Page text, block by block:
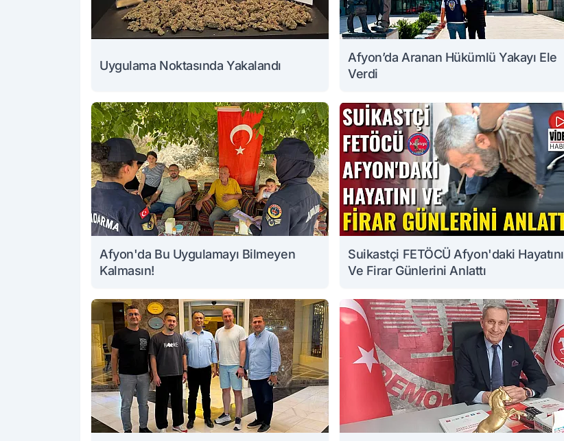
Uygulama Noktasında Yakalandı
Afyon’da Aranan Hükümlü Yakayı Ele
Verdi
Afyon'da Bu Uygulamayı Bilmeyen
Kalmasın!
Suikastçi FETÖCÜ Afyon'daki Hayatını
Ve Firar Günlerini Anlattı